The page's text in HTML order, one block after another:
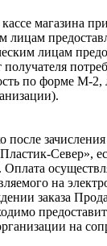
магазина при
лицам
лицам
по форме М-2,
после
Север»,
на
заказа
на